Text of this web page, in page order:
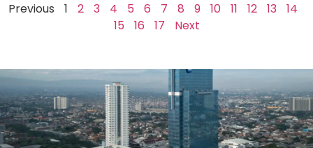
Previous 1 2 3 4 5 6 7 8 9 10 11 12 13
14
15
16 17 Next